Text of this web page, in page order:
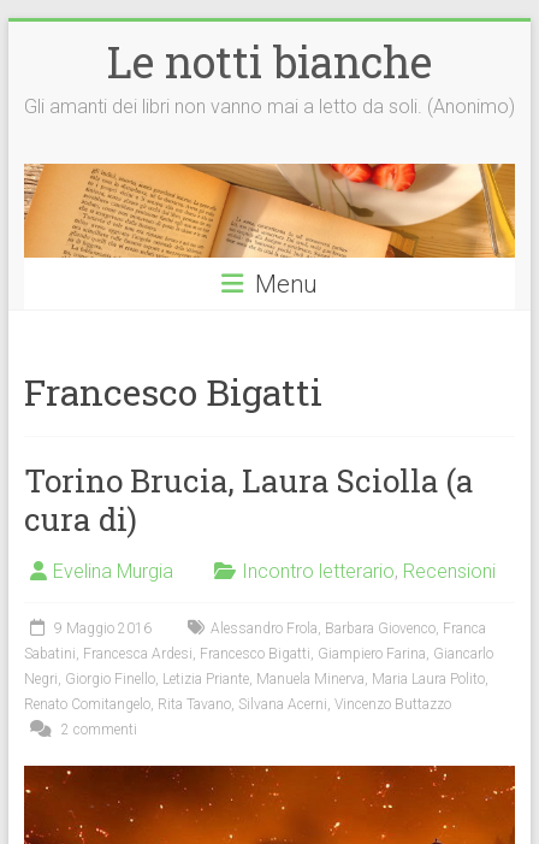
Le notti bianche
Gli amanti dei libri non vanno mai a letto da soli. (Anonimo)
Menu
Francesco Bigatti
Torino Brucia, Laura Sciolla (a
cura di)
Evelina Murgia Incontro letterario, Recensioni
9 Maggio 2016 Alessandro Frola Barbara Giovenco, Franca
Sabatini Francesca Ardesi Francesco Bigatti Giampiero Farina Giancarlo
Negri Giorgio Finello, Letizia Priante, Manuela Minerva Maria Laura Polito,
Renato Comitangelo, Rita Tavano, Silvana Acerni Vincenzo Buttazzo
2 commenti